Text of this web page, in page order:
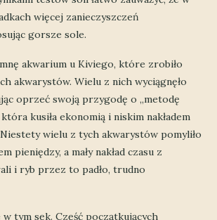
więcej zanieczyszczeń
gorsze sole.
akwarium u Kiviego, które zrobiło
akwarystów. Wielu z nich wyciągnęło
oprzeć swoją przygodę o „metodę
kusiła ekonomią i niskim nakładem
wielu z tych akwarystów pomyliło
pieniędzy, a mały nakład czasu z
i ryb przez to padło, trudno
w tym sęk. Część początkujących